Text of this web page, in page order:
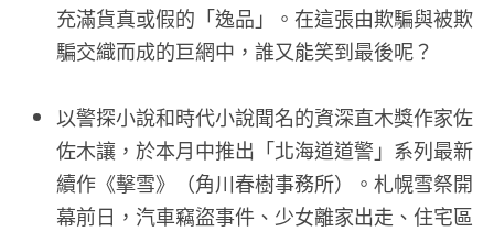
充滿貨真或假的「逸品」。在這張由欺騙與被欺
騙交織而成的巨網中，誰又能笑到最後呢？
以警探小說和時代小說聞名的資深直木獎作家佐
佐木讓，於本月中推出「北海道道警」系列最新
續作《擊雪》（角川春樹事務所）。札幌雪祭開
幕前日，汽車竊盜事件、少女離家出走、住宅區